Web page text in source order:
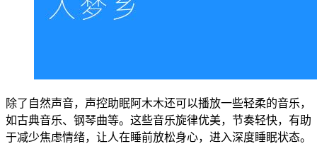
除了自然声音，声控助眠阿木木还可以播放一些轻柔的音乐，
如古典音乐、钢琴曲等。这些音乐旋律优美，节奏轻快，有助
于减少焦虑情绪，让人在睡前放松身心，进入深度睡眠状态。